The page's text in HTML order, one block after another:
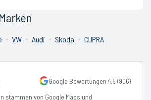
VW Audi Skoda CUPRA
Google Bewertungen 4.5 (906)
stammen von Google Maps und